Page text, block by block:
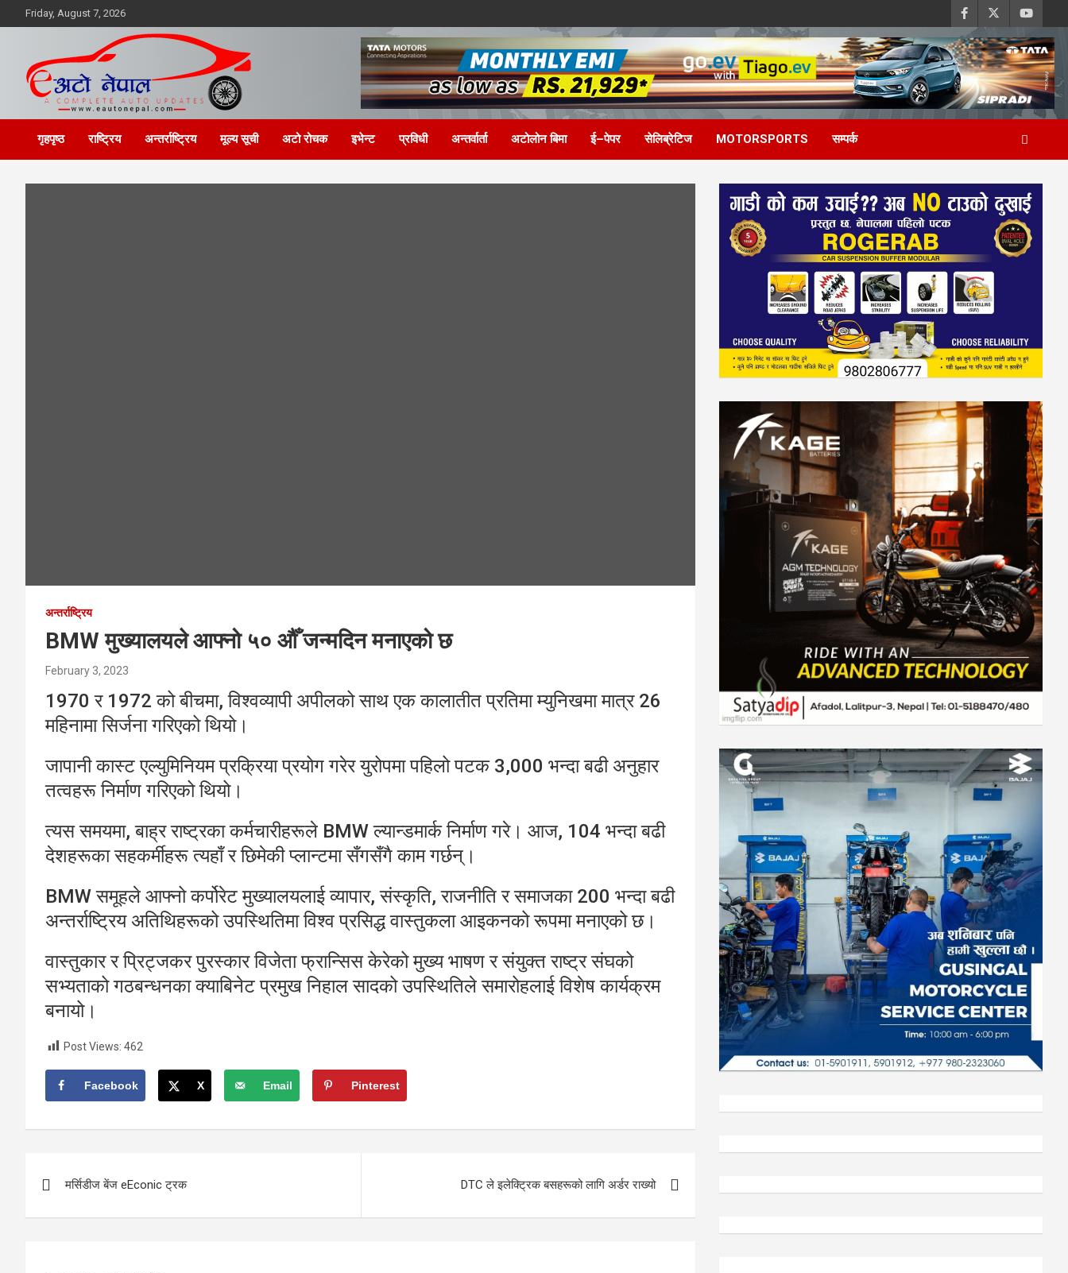
to
Friday, August 7, 2026
गृहपृष्ठ राष्ट्रिय अन्तर्राष्ट्रिय मूल्य सूची अटो रोचक इभेन्ट प्रविधी अन्तर्वार्ता अटोलोन बिमा ई–पेपर सेलिब्रेटिज MOTORSPORTS सम्पर्क
अन्तर्राष्ट्रिय
BMW मुख्यालयले आफ्नो ५० औँ जन्मदिन मनाएको छ
February 3, 2023
1970 र 1972 को बीचमा, विश्वव्यापी अपीलको साथ एक कालातीत प्रतिमा म्युनिखमा मात्र 26
महिनामा सिर्जना गरिएको थियो।
जापानी कास्ट एल्युमिनियम प्रक्रिया प्रयोग गरेर युरोपमा पहिलो पटक 3,000 भन्दा बढी अनुहार
तत्वहरू निर्माण गरिएको थियो।
त्यस समयमा, बाह्र राष्ट्रका कर्मचारीहरूले BMW ल्यान्डमार्क निर्माण गरे। आज, 104 भन्दा बढी
देशहरूका सहकर्मीहरू त्यहाँ र छिमेकी प्लान्टमा सँगसँगै काम गर्छन्।
BMW समूहले आफ्नो कर्पोरेट मुख्यालयलाई व्यापार, संस्कृति, राजनीति र समाजका 200 भन्दा बढी
अन्तर्राष्ट्रिय अतिथिहरूको उपस्थितिमा विश्व प्रसिद्ध वास्तुकला आइकनको रूपमा मनाएको छ।
वास्तुकार र प्रिट्जकर पुरस्कार विजेता फ्रान्सिस केरेको मुख्य भाषण र संयुक्त राष्ट्र संघको
सभ्यताको गठबन्धनका क्याबिनेट प्रमुख निहाल सादको उपस्थितिले समारोहलाई विशेष कार्यक्रम
बनायो।
Post Views: 462
Facebook X Email Pinterest
navigation
मर्सिडीज बेंज eEconic ट्रक DTC ले इलेक्ट्रिक बसहरूको लागि अर्डर राख्यो